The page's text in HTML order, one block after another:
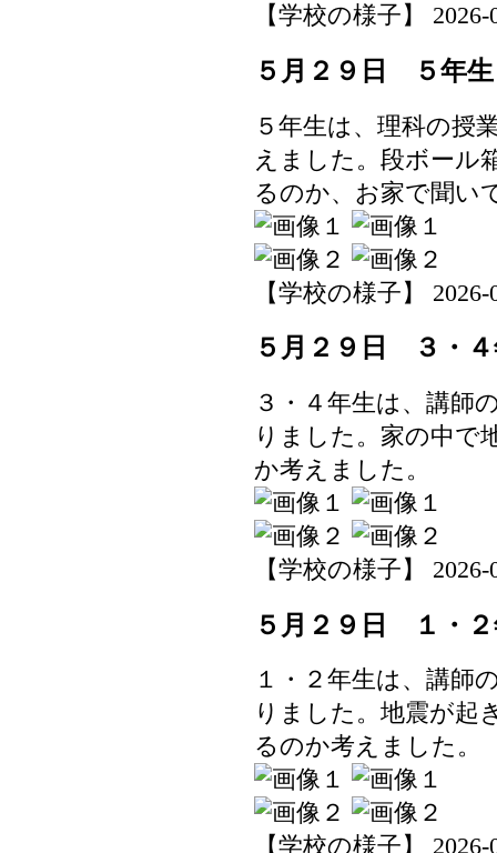
【学校の様子】
５月２９日 ５年
５年生は、理科の授
えました。段ボール
るのか、お家で聞い
【学校の様子】
５月２９日 ３・
３・４年生は、講師
りました。家の中で
か考えました。
【学校の様子】
５月２９日 １・
１・２年生は、講師
りました。地震が起
るのか考えました。
【学校の様子】